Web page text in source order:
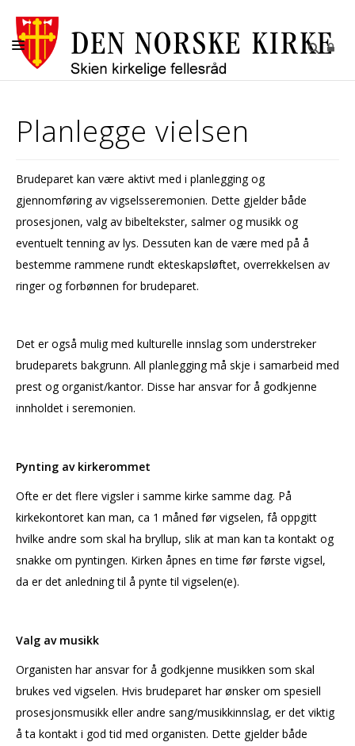
KIRKER
GRAVPLASSMYNDIGHETEN I SKIEN
OM OSS
Planlegge vielsen
Brudeparet kan være aktivt med i planlegging og
gjennomføring av vigselsseremonien. Dette gjelder både
prosesjonen, valg av bibeltekster, salmer og musikk og
eventuelt tenning av lys. Dessuten kan de være med på å
bestemme rammene rundt ekteskapsløftet, overrekkelsen av
ringer og forbønnen for brudeparet.
Det er også mulig med kulturelle innslag som understreker
brudeparets bakgrunn. All planlegging må skje i samarbeid med
prest og organist/kantor. Disse har ansvar for å godkjenne
innholdet i seremonien.
Pynting av kirkerommet
Ofte er det flere vigsler i samme kirke samme dag. På
kirkekontoret kan man, ca 1 måned før vigselen, få oppgitt
hvilke andre som skal ha bryllup, slik at man kan ta kontakt og
snakke om pyntingen. Kirken åpnes en time før første vigsel,
da er det anledning til å pynte til vigselen(e).
Valg av musikk
Organisten har ansvar for å godkjenne musikken som skal
brukes ved vigselen. Hvis brudeparet har ønsker om spesiell
prosesjonsmusikk eller andre sang/musikkinnslag, er det viktig
å ta kontakt i god tid med organisten. Dette gjelder både